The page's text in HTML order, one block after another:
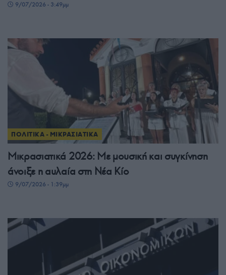
9/07/2026 - 3:49μμ
ΠΟΛΙΤΙΚΑ - ΜΙΚΡΑΣΙΑΤΙΚΑ
Μικρασιατικά 2026: Με μουσική και συγκίνηση
άνοιξε η αυλαία στη Νέα Κίο
9/07/2026 - 1:39μμ